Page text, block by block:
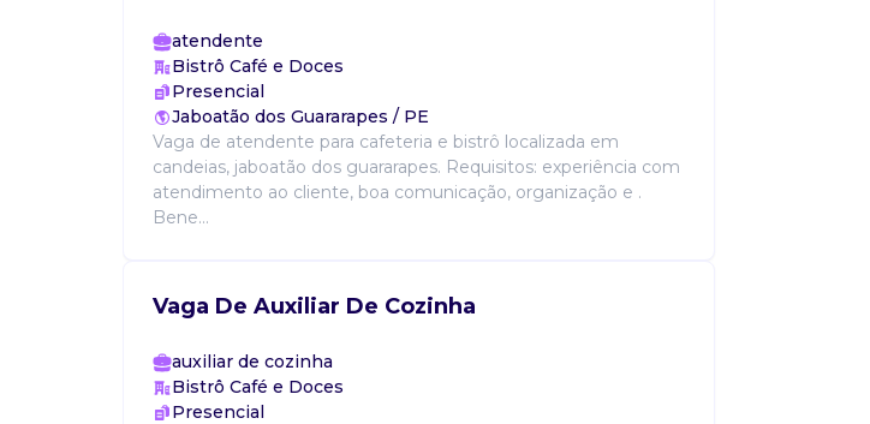
atendente
Bistrô Café e Doces
Presencial
Jaboatão dos Guararapes / PE
Vaga de atendente para cafeteria e bistrô localizada em
candeias, jaboatão dos guararapes. Requisitos: experiência com
atendimento ao cliente, boa comunicação, organização e .
Bene...
Vaga De Auxiliar De Cozinha
auxiliar de cozinha
Bistrô Café e Doces
Presencial